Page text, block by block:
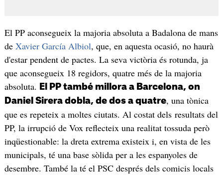
El PP aconsegueix la majoria absoluta a Badalona de mans
de Xavier García Albiol, que, en aquesta ocasió, no haurà
d'estar pendent de pactes. La seva victòria és rotunda, ja
que aconsegueix 18 regidors, quatre més de la majoria
absoluta.
El PP també millora a Barcelona, on
Daniel Sirera dobla, de dos a quatre, una tònica
que es repeteix a moltes ciutats. Al costat dels resultats del
PP, la irrupció de Vox reflecteix una realitat tossuda però
inqüestionable: la dreta extrema existeix i, en vista de les
municipals, té una base sòlida per a les espanyoles de
desembre. També la té el PSC després dels comicis locals